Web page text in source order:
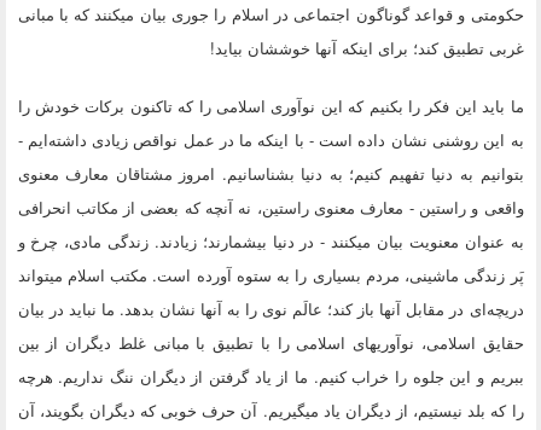
حکومتی و قواعد گوناگون اجتماعی در اسلام را جوری بیان میکنند که با مبانی
غربی تطبیق کند؛ برای اینکه آنها خوششان بیاید!
ما باید این فکر را بکنیم که این نوآوری اسلامی را که تاکنون برکات خودش را
به این روشنی نشان داده است - با اینکه ما در عمل نواقص زیادی داشته‌ایم -
بتوانیم به دنیا تفهیم کنیم؛ به دنیا بشناسانیم. امروز مشتاقان معارف معنوی
واقعی و راستین - معارف معنوی راستین، نه آنچه که بعضی از مکاتب انحرافی
به عنوان معنویت بیان میکنند - در دنیا بیشمارند؛ زیادند. زندگی مادی، چرخ و
پَر زندگی ماشینی، مردم بسیاری را به ستوه آورده است. مکتب اسلام میتواند
دریچه‌ای در مقابل آنها باز کند؛ عالَم نوی را به آنها نشان بدهد. ما نباید در بیان
حقایق اسلامی، نوآوریهای اسلامی را با تطبیق با مبانی غلط دیگران از بین
ببریم و این جلوه را خراب کنیم. ما از یاد گرفتن از دیگران ننگ نداریم. هرچه
را که بلد نیستیم، از دیگران یاد میگیریم. آن حرف خوبی که دیگران بگویند، آن